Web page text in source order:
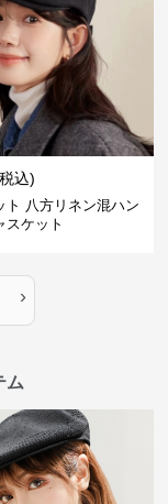
込)
ト 八方リネン混ハン
スケット
›
ム